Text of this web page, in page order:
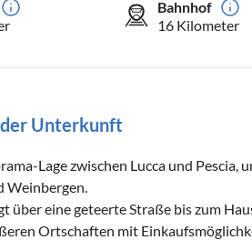
Bahnhof
16 Kilometer
Unterkunft
Lage zwischen Lucca und
Weinbergen.
über eine geteerte Straße bis zum
Ortschaften mit